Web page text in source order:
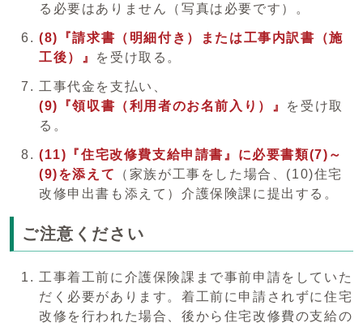
る必要はありません（写真は必要です）。
(8)『請求書 （明細付き）または工事内訳書（施
工後）』 を受け取る。
工事代金を支払い、
(9)『領収書（利用者のお名前入り）』 を受け取
る。
(11)『住宅改修費支給申請書』に必要書類(7)～
(9)を添えて
（家族が工事をした場合、(10)住宅
改修申出書も添えて）介護保険課に提出する。
ご注意ください
工事着工前に介護保険課まで事前申請をしていた
だく必要があります。着工前に申請されずに住宅
改修を行われた場合、後から住宅改修費の支給の